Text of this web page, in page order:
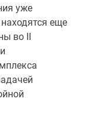
уже
еще
во II